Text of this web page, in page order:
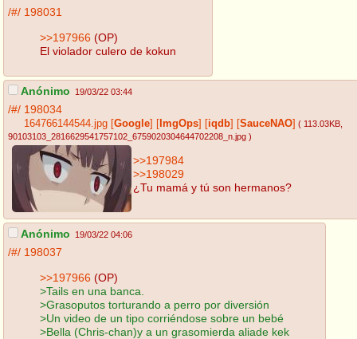
/#/ 198031
>>197966 (OP)
El violador culero de kokun
Anónimo 19/03/22 03:44
/#/ 198034
164766144544.jpg Google ImgOps iqdb SauceNAO ( 113.03KB
90103103_2816629541757102_6759020304644702208_n.jpg )
>>197984
>>198029
¿Tu mamá y tú son hermanos?
Anónimo 19/03/22 04:06
/#/ 198037
>>197966 (OP)
>Tails en una banca.
>Grasoputos torturando a perro por diversión
>Un video de un tipo corriéndose sobre un bebé
>Bella (Chris-chan)y a un grasomierda aliade kek